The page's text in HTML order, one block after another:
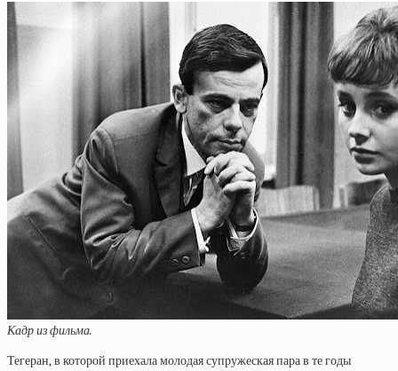
Кадр из фильма.
Тегеран, в которой приехала молодая супружеская пара в те годы